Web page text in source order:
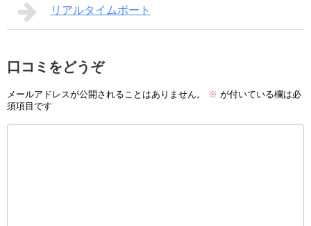
リアルタイムボート
口コミをどうぞ
メールアドレスが公開されることはありません。 ※ が付いている欄は必
須項目です